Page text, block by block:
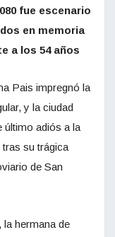
fue escenario
en memoria
a los 54 años
Pais impregnó la
y la ciudad
último adiós a la
tras su trágica
de San
la hermana de